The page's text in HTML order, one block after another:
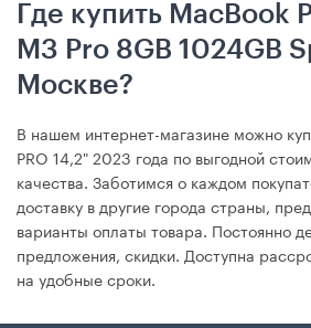
Где купить MacBook
M3 Pro 8GB 1024GB
Москве?
В нашем интернет-магазине можно
PRO 14,2" 2023 года по выгодной
качества. Заботимся о каждом
доставку в другие города страны,
варианты оплаты товара. Постоянно
предложения, скидки. Доступна
на удобные сроки.